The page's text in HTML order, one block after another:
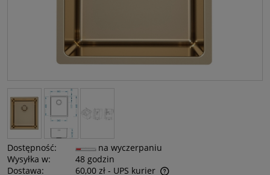
Dostępność:
na wyczerpaniu
Wysyłka w:
48 godzin
Dostawa:
60,00 zł - UPS kurier